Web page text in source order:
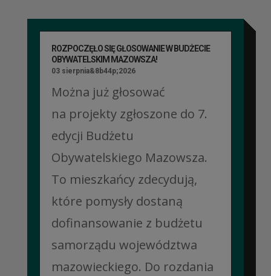
ROZPOCZĘŁO SIĘ GŁOSOWANIE W BUDŻECIE
OBYWATELSKIM MAZOWSZA!
03 sierpnia&8b44p;2026
Można już głosować
na projekty zgłoszone do 7.
edycji Budżetu
Obywatelskiego Mazowsza.
To mieszkańcy zdecydują,
które pomysły dostaną
dofinansowanie z budżetu
samorządu województwa
mazowieckiego. Do rozdania